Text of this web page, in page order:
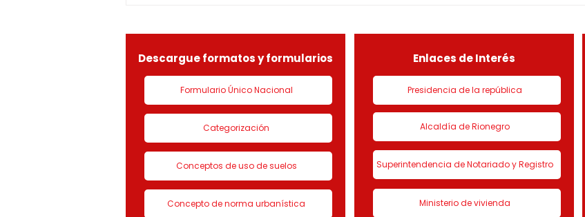
LICENCIA DE CON
de urbanización 1 denominado
Descargue formatos y formularios
Formulario Único Nacional
Categorización
Conceptos de uso de suelos
Concepto de norma urbanística
Enlaces de Interés
Presidencia de la república
Alcaldía de Rionegro
Superintendencia de Notariado y Registro
Ministerio de vivienda